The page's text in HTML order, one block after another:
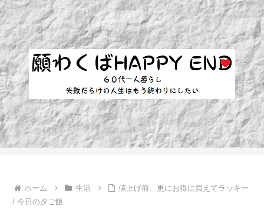
ホーム 生活
値上げ前、更にお得に買えてラッキー
/ 今日の夕ご飯